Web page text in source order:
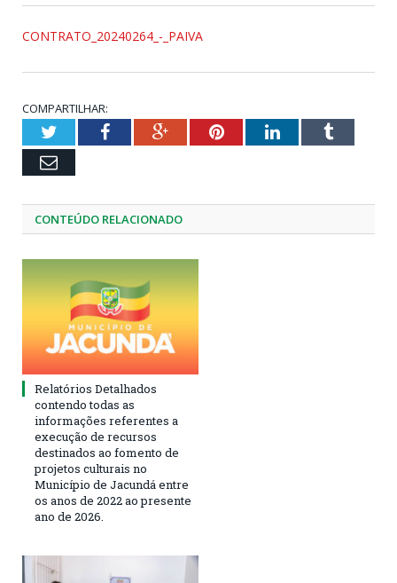
CONTRATO_20240264_-_PAIVA
COMPARTILHAR:
TwitterFacebookGoogle+PinterestLinkedInTumblr
Email
CONTEÚDO RELACIONADO
Relatórios Detalhados
contendo todas as
informações referentes a
execução de recursos
destinados ao fomento de
projetos culturais no
Município de Jacundá entre
os anos de 2022 ao presente
ano de 2026.